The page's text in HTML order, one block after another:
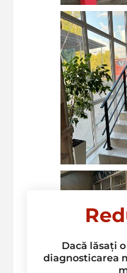
Dacă lăsați
diagnosticarea